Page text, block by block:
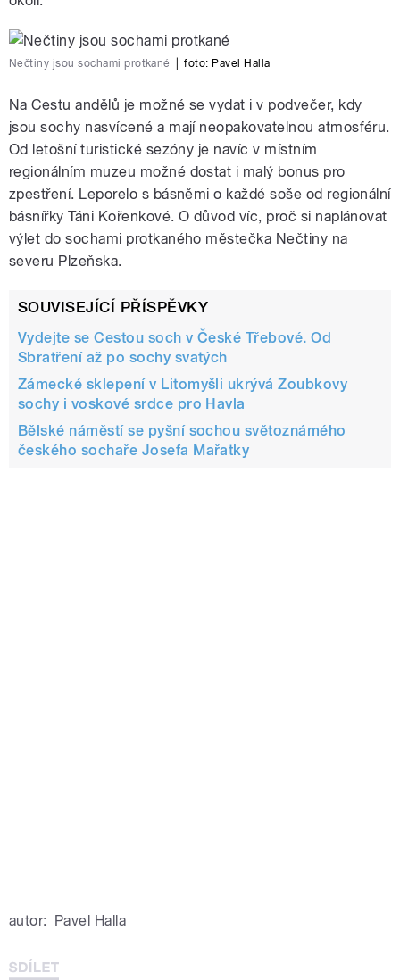
Nečtiny jsou sochami protkané foto: Pavel Halla
Na Cestu andělů je možné se vydat i v podvečer, kdy
jsou sochy nasvícené a mají neopakovatelnou atmosféru.
Od letošní turistické sezóny je navíc v místním
regionálním muzeu možné dostat i malý bonus pro
zpestření. Leporelo s básněmi o každé soše od regionální
básnířky Táni Kořenkové. O důvod víc, proč si naplánovat
výlet do sochami protkaného městečka Nečtiny na
severu Plzeňska.
SOUVISEJÍCÍ PŘÍSPĚVKY
Vydejte se Cestou soch v České Třebové. Od
Sbratření až po sochy svatých
Zámecké sklepení v Litomyšli ukrývá Zoubkovy
sochy i voskové srdce pro Havla
Bělské náměstí se pyšní sochou světoznámého
českého sochaře Josefa Mařatky
autor: Pavel Halla